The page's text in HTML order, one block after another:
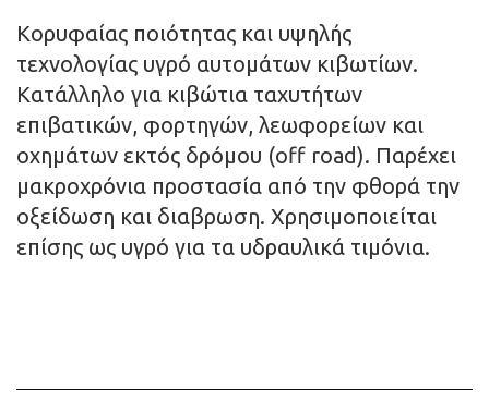
Κορυφαίας ποιότητας και υψηλής
τεχνολογίας υγρό αυτομάτων κιβωτίων.
Κατάλληλο για κιβώτια ταχυτήτων
επιβατικών, φορτηγών, λεωφορείων και
οχημάτων εκτός δρόμου (off road). Παρέχει
μακροχρόνια προστασία από την φθορά την
οξείδωση και διαβρωση. Χρησιμοποιείται
επίσης ως υγρό για τα υδραυλικά τιμόνια.